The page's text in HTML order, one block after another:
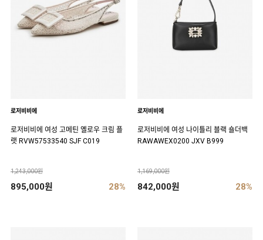
로저비비에
로저비비에 여성 고메틴 옐로우 크림 플
랫 RVW57533540 SJF C019
1,243,000원
895,000원 28%
로저비비에
로저비비에 여성 나이틀리 블랙 숄더백
RAWAWEX0200 JXV B999
1,169,000원
842,000원 28%